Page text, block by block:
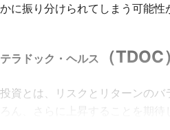
かに振り分けられてしまう可能性
テラドック・ヘルス （
投資とは、リスクとリターンの
ろん、さらに上昇することを期待